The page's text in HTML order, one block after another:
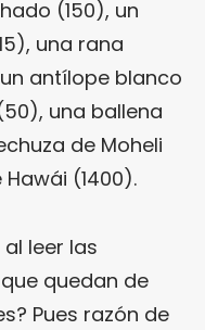
(150), un
una rana
antílope blanco
una ballena
de Moheli
(1400).
leer las
quedan de
Pues razón de